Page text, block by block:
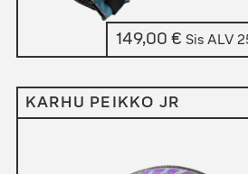
149,00 € Sis ALV
KARHU PEIKKO JR